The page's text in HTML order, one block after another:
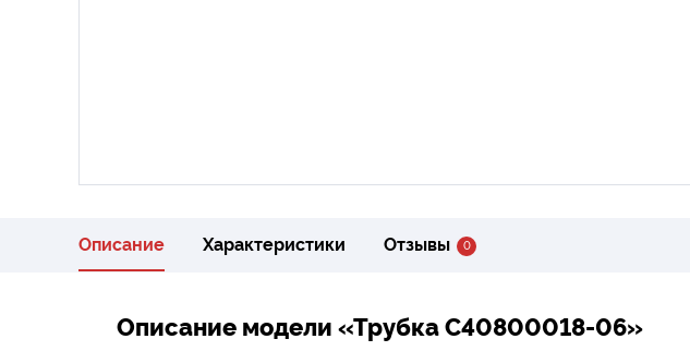
Описание Характеристики Отзывы 0
Описание модели «Трубка C40800018-06»